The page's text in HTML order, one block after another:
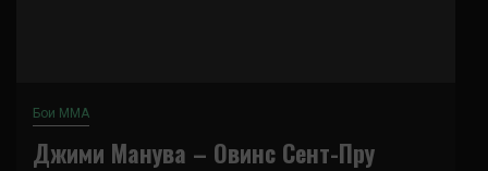
Бои ММА
Джими Манува – Овинс Сент-Пру